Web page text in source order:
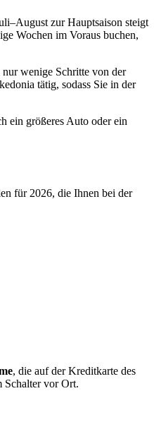
zur Hauptsaison steigt
Wochen im Voraus buchen,
wenige Schritte von der
tätig, sodass Sie in der
ein größeres Auto oder ein
für 2026, die Ihnen bei der
, die auf der Kreditkarte des
Schalter vor Ort.